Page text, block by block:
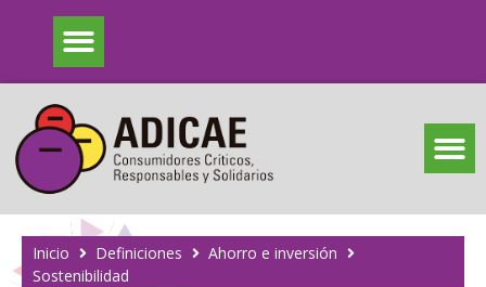
Inicio Definiciones
Ahorro e inversión
Sostenibilidad